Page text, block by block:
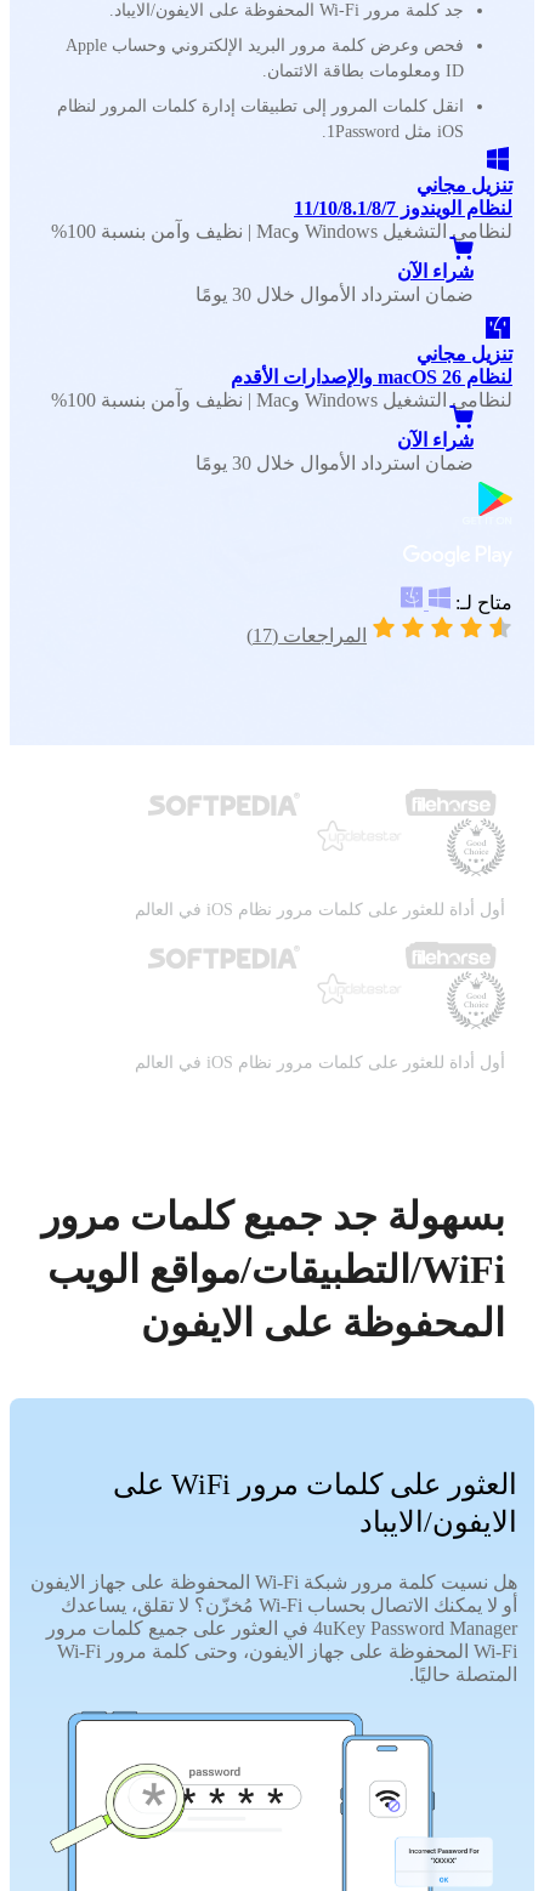
جد كلمة مرور Wi-Fi المحفوظة على الايفون/الايباد.
فحص وعرض كلمة مرور البريد الإلكتروني وحساب Apple
ID ومعلومات بطاقة الائتمان.
انقل كلمات المرور إلى تطبيقات إدارة كلمات المرور لنظام
iOS مثل 1Password.
تنزيل مجاني
لنظام الويندوز 11/10/8.1/8/7
لنظامي التشغيل Windows وMac | نظيف وآمن بنسبة 100%
شراء الآن
ضمان استرداد الأموال خلال 30 يومًا
تنزيل مجاني
لنظام macOS 26 والإصدارات الأقدم
لنظامي التشغيل Windows وMac | نظيف وآمن بنسبة 100%
شراء الآن
ضمان استرداد الأموال خلال 30 يومًا
متاح لـ:
المراجعات (17)
أول أداة للعثور على كلمات مرور نظام iOS في العالم
أول أداة للعثور على كلمات مرور نظام iOS في العالم
بسهولة جد جميع كلمات مرور
WiFi/التطبيقات/مواقع الويب
المحفوظة على الايفون
العثور على كلمات مرور WiFi على
الايفون/الايباد
هل نسيت كلمة مرور شبكة Wi-Fi المحفوظة على جهاز الايفون
أو لا يمكنك الاتصال بحساب Wi-Fi مُخزّن؟ لا تقلق، يساعدك
4uKey Password Manager في العثور على جميع كلمات مرور
Wi-Fi المحفوظة على جهاز الايفون، وحتى كلمة مرور Wi-Fi
المتصلة حاليًا.